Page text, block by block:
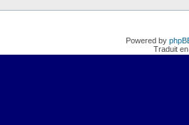
Powered by
Traduit